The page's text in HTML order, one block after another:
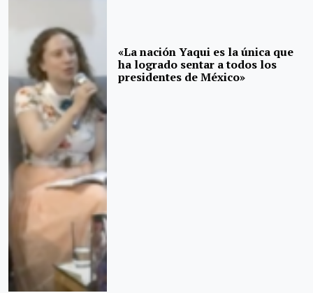
«La nación Yaqui es la única que
ha logrado sentar a todos los
presidentes de México»